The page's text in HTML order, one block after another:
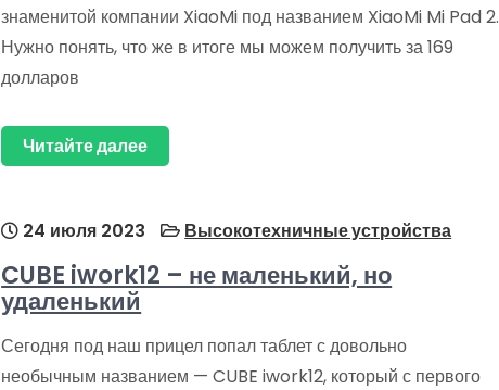
знаменитой компании XiaoMi под названием XiaoMi Mi Pad 2.
Нужно понять, что же в итоге мы можем получить за 169
долларов
Читайте далее
24 июля 2023 Высокотехничные устройства
CUBE iwork12 – не маленький, но
удаленький
Сегодня под наш прицел попал таблет с довольно
необычным названием — CUBE iwork12, который с первого